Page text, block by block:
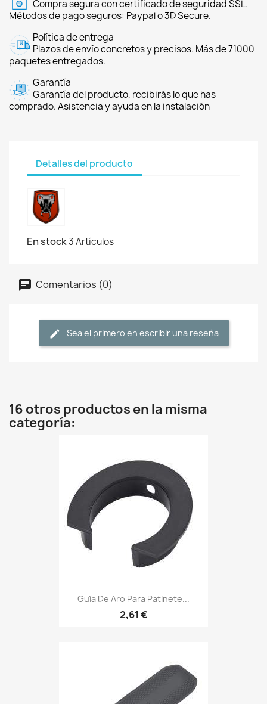
Compra segura con certificado de seguridad SSL.
Métodos de pago seguros: Paypal o 3D Secure.
Política de entrega
Plazos de envío concretos y precisos. Más de 71000
paquetes entregados.
Garantía
Garantía del producto, recibirás lo que has
comprado. Asistencia y ayuda en la instalación
Detalles del producto
En stock3 Artículos
Comentarios (0)
Sea el primero en escribir una reseña
16 otros productos en la misma
categoría:
Guía De Aro Para Patinete...
2,61 €